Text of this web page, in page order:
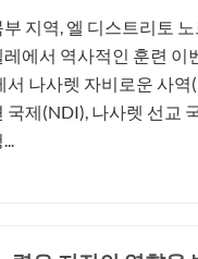
지역, 엘 디스트리토
에서 역사적인 훈련 이
서 나사렛 자비로운 사역
국제(NDI), 나사렛 선교